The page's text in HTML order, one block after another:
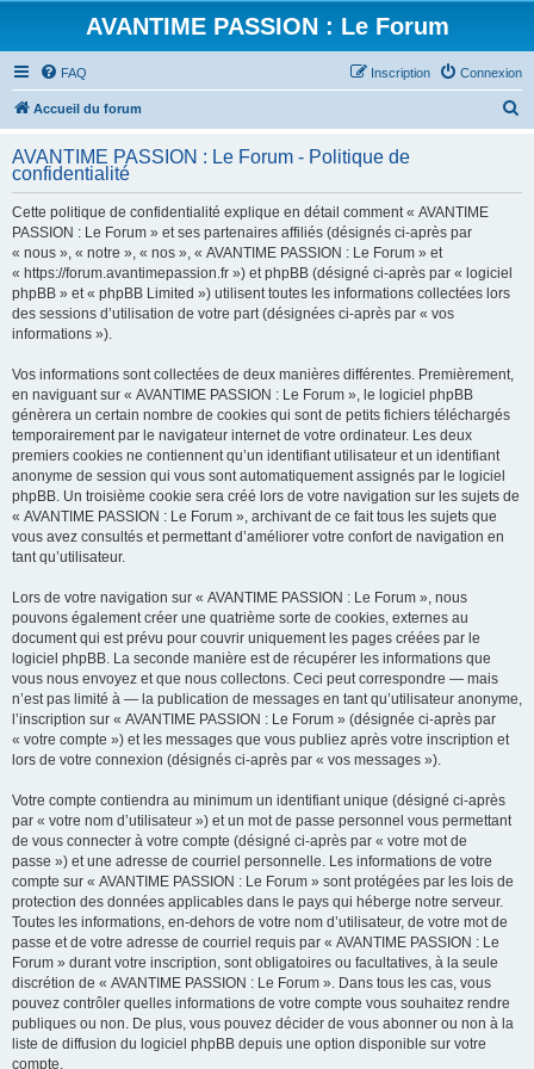
AVANTIME PASSION : Le Forum
FAQ Connexion
Inscription
Accueil du forum
h
AVANTIME PASSION : Le Forum - Politique de
confidentialité
Cette politique de confidentialité explique en détail comment « AVANTIME
PASSION : Le Forum » et ses partenaires affiliés (désignés ci-après par
« nous », « notre », « nos », « AVANTIME PASSION : Le Forum » et
« https://forum.avantimepassion.fr ») et phpBB (désigné ci-après par « logiciel
phpBB » et « phpBB Limited ») utilisent toutes les informations collectées lors
des sessions d’utilisation de votre part (désignées ci-après par « vos
informations »).
Vos informations sont collectées de deux manières différentes. Premièrement,
en naviguant sur « AVANTIME PASSION : Le Forum », le logiciel phpBB
génèrera un certain nombre de cookies qui sont de petits fichiers téléchargés
temporairement par le navigateur internet de votre ordinateur. Les deux
premiers cookies ne contiennent qu’un identifiant utilisateur et un identifiant
anonyme de session qui vous sont automatiquement assignés par le logiciel
phpBB. Un troisième cookie sera créé lors de votre navigation sur les sujets de
« AVANTIME PASSION : Le Forum », archivant de ce fait tous les sujets que
vous avez consultés et permettant d’améliorer votre confort de navigation en
tant qu’utilisateur.
Lors de votre navigation sur « AVANTIME PASSION : Le Forum », nous
pouvons également créer une quatrième sorte de cookies, externes au
document qui est prévu pour couvrir uniquement les pages créées par le
logiciel phpBB. La seconde manière est de récupérer les informations que
vous nous envoyez et que nous collectons. Ceci peut correspondre — mais
n’est pas limité à — la publication de messages en tant qu’utilisateur anonyme,
l’inscription sur « AVANTIME PASSION : Le Forum » (désignée ci-après par
« votre compte ») et les messages que vous publiez après votre inscription et
lors de votre connexion (désignés ci-après par « vos messages »).
Votre compte contiendra au minimum un identifiant unique (désigné ci-après
par « votre nom d’utilisateur ») et un mot de passe personnel vous permettant
de vous connecter à votre compte (désigné ci-après par « votre mot de
passe ») et une adresse de courriel personnelle. Les informations de votre
compte sur « AVANTIME PASSION : Le Forum » sont protégées par les lois de
protection des données applicables dans le pays qui héberge notre serveur.
Toutes les informations, en-dehors de votre nom d’utilisateur, de votre mot de
passe et de votre adresse de courriel requis par « AVANTIME PASSION : Le
Forum » durant votre inscription, sont obligatoires ou facultatives, à la seule
discrétion de « AVANTIME PASSION : Le Forum ». Dans tous les cas, vous
pouvez contrôler quelles informations de votre compte vous souhaitez rendre
publiques ou non. De plus, vous pouvez décider de vous abonner ou non à la
liste de diffusion du logiciel phpBB depuis une option disponible sur votre
compte.